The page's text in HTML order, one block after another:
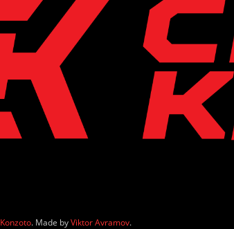
Konzoto. Made byViktor Avramov.